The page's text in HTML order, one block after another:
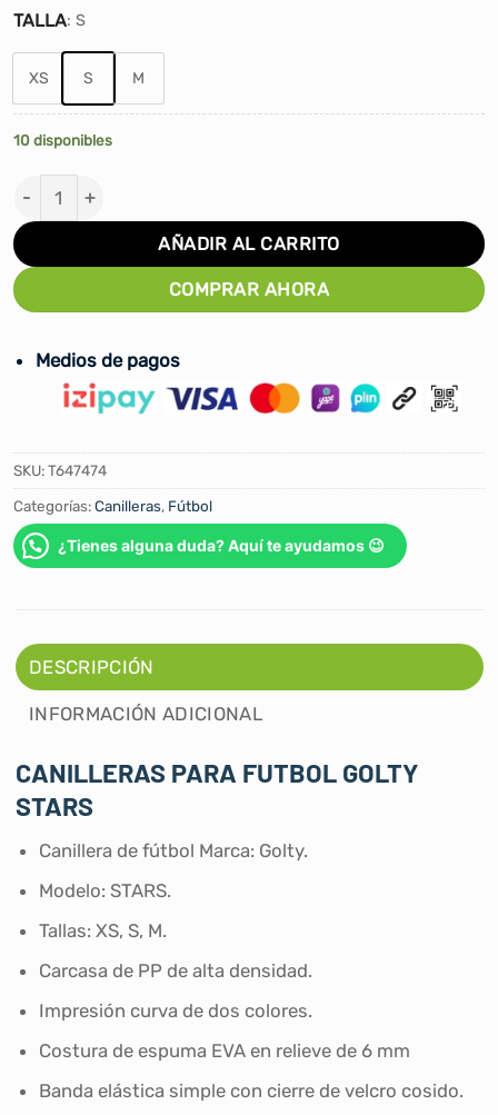
TALLA: S
XS S M
10 disponibles
CANILLERAS DE FUTBOL GOLTY STARS cantidad
AÑADIR AL CARRITO
COMPRAR AHORA
Medios de pagos
SKU:T647474
Categorías:Canilleras, Fútbol
¿Tienes alguna duda? Aquí te ayudamos 😉
DESCRIPCIÓN
INFORMACIÓN ADICIONAL
CANILLERAS PARA FUTBOL GOLTY
STARS
Canillera de fútbol Marca: Golty.
Modelo: STARS.
Tallas: XS, S, M.
Carcasa de PP de alta densidad.
Impresión curva de dos colores.
Costura de espuma EVA en relieve de 6 mm
Banda elástica simple con cierre de velcro cosido.